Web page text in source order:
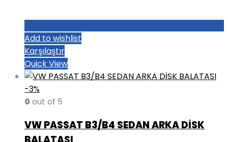
Add to wishlist
Karşılaştır
Quick View
-3%
0 out of 5
VW PASSAT B3/B4 SEDAN ARKA DİSK